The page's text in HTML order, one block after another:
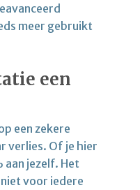
meer gebruikt
een
een zekere
verlies. Of je hier
aan jezelf. Het
voor iedere